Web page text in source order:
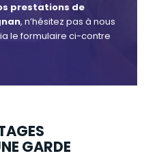
prestations de
, n’hésitez pas à nous
le formulaire ci-contre
GARDE